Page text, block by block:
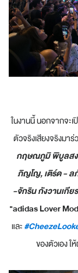
ในงานนี้ นอกจากจะ
ตัวจริงเสียงจริงมา
กฤษณภูมิ พิบูลส
ภิญโญ, เติร์ด - ล
-จักริน กังวานเกีย
"adidas Lover
และ
ของตัวเอง